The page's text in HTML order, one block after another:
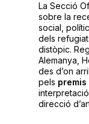
La Secció
sobre la
social,
dels
distòpic.
Alemanya,
des d’on
pels premis
direcció